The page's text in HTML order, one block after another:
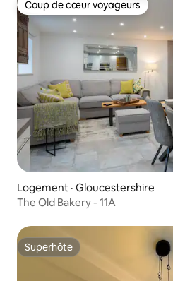
Coup de cœur voyageurs
Coup de cœur voyageurs
Logement · Gloucestershire
The Old Bakery - 11A
Superhôte
Superhôte